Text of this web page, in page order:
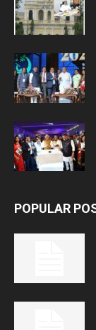
POPULAR